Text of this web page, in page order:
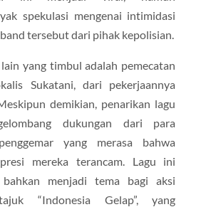
spekulasi mengenai intimidasi
tersebut dari pihak kepolisian.
yang timbul adalah pemecatan
Sukatani, dari pekerjaannya
demikian, penarikan lagu
dukungan dari para
yang merasa bahwa
mereka terancam. Lagu ini
bahkan menjadi tema bagi aksi
“Indonesia Gelap”, yang